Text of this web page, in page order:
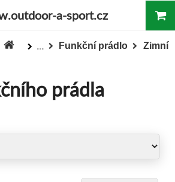
a-sport.cz
... Zimní
Funkční prádlo
prádla